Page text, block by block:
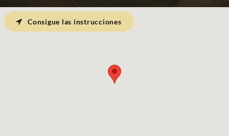
Consigue las instrucciones